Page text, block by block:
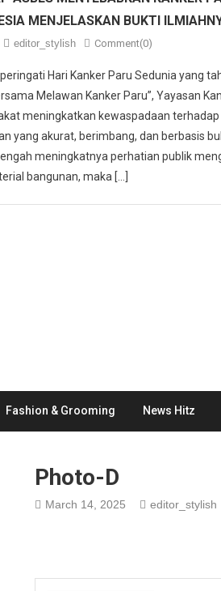
MENJELASKAN BUKTI
editor_stylish Comment(0)
Hari Kanker Paru Sedunia yang
Melawan Kanker Paru”, Yayasan
meningkatkan kewaspadaan
yang akurat, berimbang, dan berbasis
meningkatnya perhatian publik
bangunan, maka […]
Fashion & Grooming News Hitz
Photo-D
March 14, 2025 editor_stylish